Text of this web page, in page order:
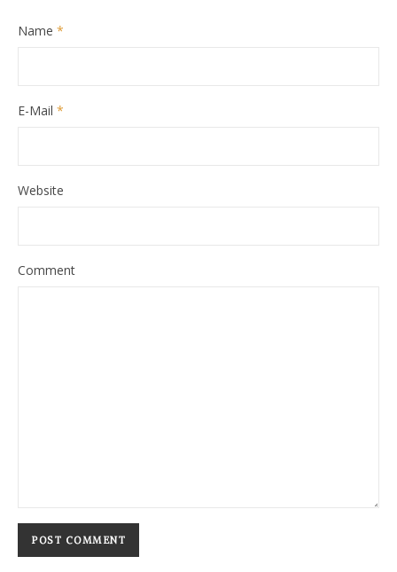
Name *
E-Mail *
Website
Comment